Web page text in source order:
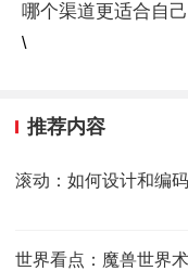
哪个渠道更适合自己
\
推荐内容
滚动：如何设计和编
世界看点：魔兽世界